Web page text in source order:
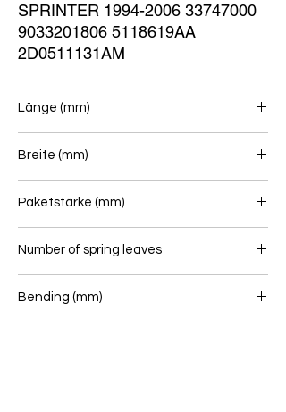
SPRINTER 1994-2006 33747000
9033201806 5118619AA
2D0511131AM
Länge (mm)
Breite (mm)
Paketstärke (mm)
Number of spring leaves
Bending (mm)